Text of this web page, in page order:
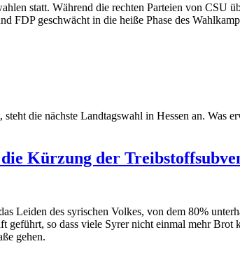
statt. Während die rechten Parteien von
FDP geschwächt in die heiße Phase des
die nächste Landtagswahl in Hessen an. Was
Kürzung der
Leiden des syrischen Volkes, von dem 80%
so dass viele Syrer nicht einmal mehr
gehen.